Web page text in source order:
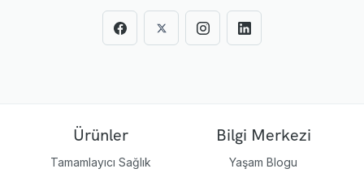
Ürünler
Tamamlayıcı Sağlık
Bilgi Merkezi
Yaşam Blogu